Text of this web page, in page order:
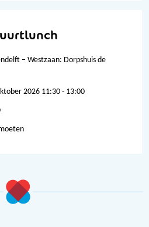
– Westzaan: Dorpshuis de
2026 11:30 - 13:00